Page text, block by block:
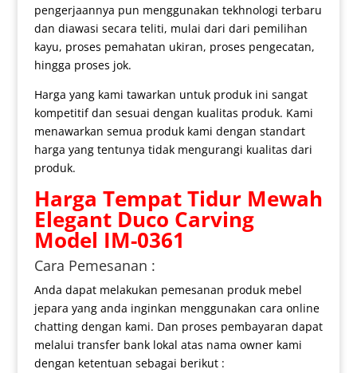
pengerjaannya pun menggunakan tekhnologi terbaru
dan diawasi secara teliti, mulai dari dari pemilihan
kayu, proses pemahatan ukiran, proses pengecatan,
hingga proses jok.
Harga yang kami tawarkan untuk produk ini sangat
kompetitif dan sesuai dengan kualitas produk. Kami
menawarkan semua produk kami dengan standart
harga yang tentunya tidak mengurangi kualitas dari
produk.
Harga Tempat Tidur Mewah
Elegant Duco Carving
Model IM-0361
Cara Pemesanan :
Anda dapat melakukan pemesanan produk mebel
jepara yang anda inginkan menggunakan cara online
chatting dengan kami. Dan proses pembayaran dapat
melalui transfer bank lokal atas nama owner kami
dengan ketentuan sebagai berikut :